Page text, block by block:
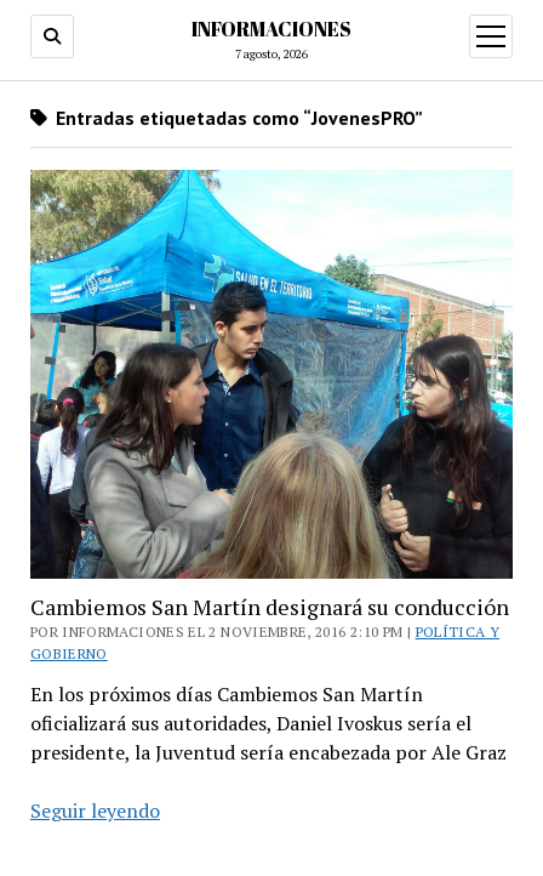
INFORMACIONES
7 agosto, 2026
abrir
menú
Entradas etiquetadas como “JovenesPRO”
Cambiemos San Martín designará su conducción
POR INFORMACIONES EL 2 NOVIEMBRE, 2016 2:10 PM | POLÍTICA Y
GOBIERNO
En los próximos días Cambiemos San Martín
oficializará sus autoridades, Daniel Ivoskus sería el
presidente, la Juventud sería encabezada por Ale Graz
Seguir leyendoCambiemos